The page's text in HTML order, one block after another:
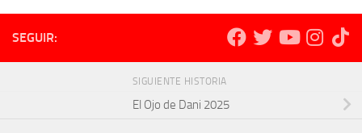
SEGUIR:
SIGUIENTE HISTORIA
El Ojo de Dani 2025